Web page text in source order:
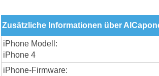
Zusätzliche Informationen über
iPhone Modell:
iPhone 4
iPhone-Firmware: